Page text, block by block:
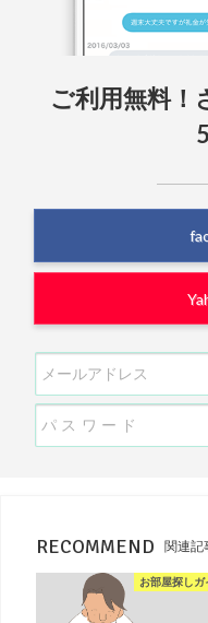
ご利用無料！
RECOMMEND 関連記
お部屋探しガ